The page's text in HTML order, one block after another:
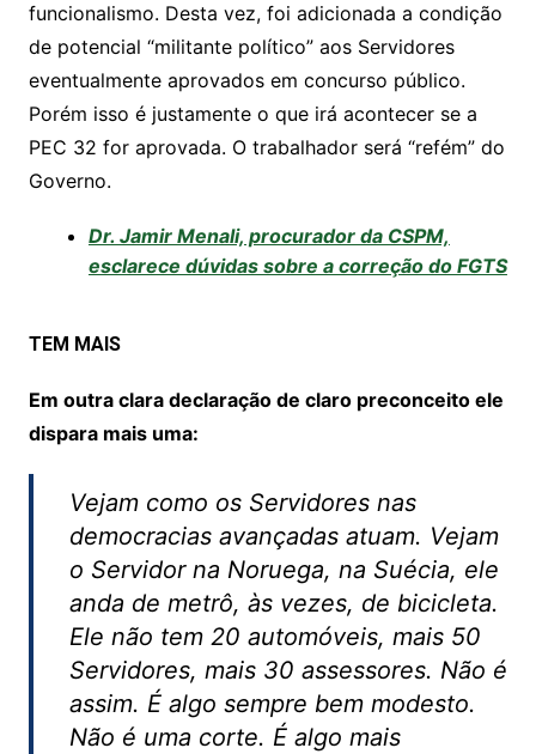
funcionalismo. Desta vez, foi adicionada a condição
de potencial “militante político” aos Servidores
eventualmente aprovados em concurso público.
Porém isso é justamente o que irá acontecer se a
PEC 32 for aprovada. O trabalhador será “refém” do
Governo.
Dr. Jamir Menali, procurador da CSPM,
esclarece dúvidas sobre a correção do FGTS
TEM MAIS
Em outra clara declaração de claro preconceito ele
dispara mais uma:
Vejam como os Servidores nas
democracias avançadas atuam. Vejam
o Servidor na Noruega, na Suécia, ele
anda de metrô, às vezes, de bicicleta.
Ele não tem 20 automóveis, mais 50
Servidores, mais 30 assessores. Não é
assim. É algo sempre bem modesto.
Não é uma corte. É algo mais